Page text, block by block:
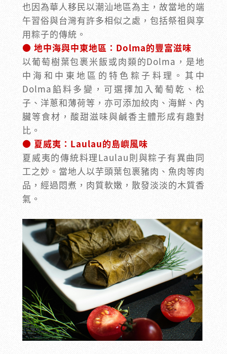
也因為華人移民以潮汕地區為主，故當地的端
午習俗與台灣有許多相似之處，包括祭祖與享
用粽子的傳統。
● 地中海與中東地區：Dolma的豐富滋味
以葡萄樹葉包裹米飯或肉類的Dolma，是地
中海和中東地區的特色粽子料理。其中
Dolma餡料多變，可選擇加入葡萄乾、松
子、洋蔥和薄荷等，亦可添加絞肉、海鮮、內
臟等食材，酸甜滋味與鹹香主體形成有趣對
比。
● 夏威夷：Laulau的島嶼風味
夏威夷的傳統料理Laulau則與粽子有異曲同
工之妙。當地人以芋頭葉包裹豬肉、魚肉等肉
品，經過悶煮，肉質軟嫩，散發淡淡的木質香
氣。